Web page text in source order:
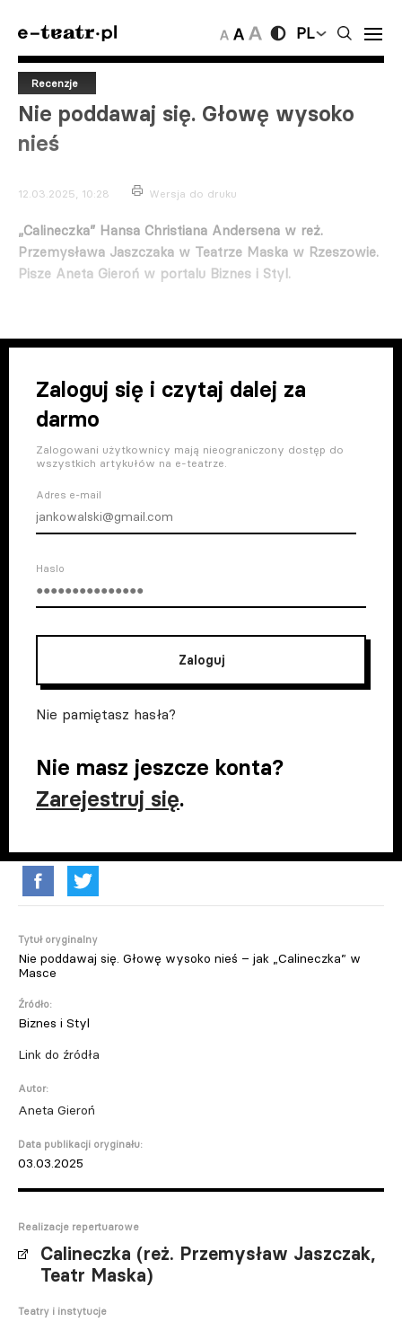
PL
Recenzje
Nie poddawaj się. Głowę wysoko
nieś
12.03.2025, 10:28 Wersja do druku
„Calineczka” Hansa Christiana Andersena w reż.
Przemysława Jaszczaka w Teatrze Maska w Rzeszowie.
Pisze Aneta Gieroń w portalu Biznes i Styl.
Zaloguj się i czytaj dalej za
darmo
Zalogowani użytkownicy mają nieograniczony dostęp do
wszystkich artykułów na e-teatrze.
Adres e-mail
Haslo
Zaloguj
Nie pamiętasz hasła?
Nie masz jeszcze konta?
Zarejestruj się.
Tytuł oryginalny
Nie poddawaj się. Głowę wysoko nieś – jak „Calineczka” w
Masce
Źródło:
Biznes i Styl
Link do źródła
Autor:
Aneta Gieroń
Data publikacji oryginału:
03.03.2025
Realizacje repertuarowe
Calineczka (reż. Przemysław Jaszczak,
Teatr Maska)
Teatry i instytucje